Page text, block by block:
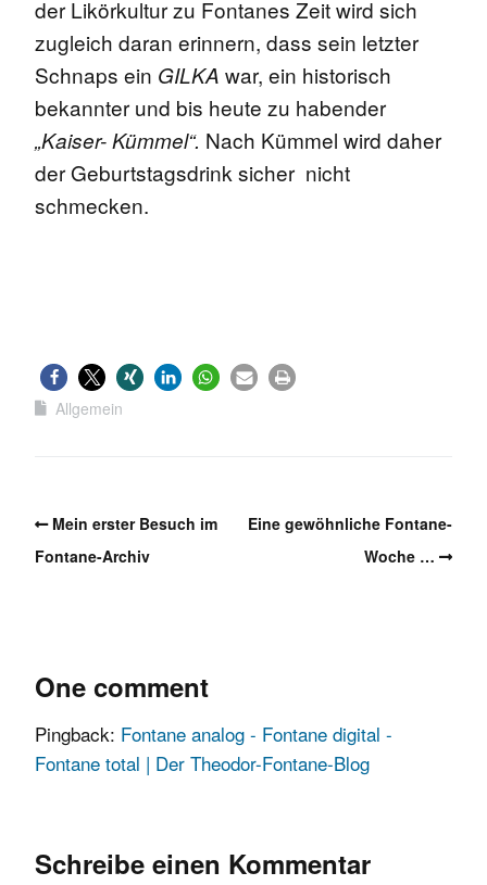
der Likörkultur zu Fontanes Zeit wird sich
zugleich daran erinnern, dass sein letzter
Schnaps ein GILKA war, ein historisch
bekannter und bis heute zu habender
„Kaiser- Kümmel“. Nach Kümmel wird daher
der Geburtstagsdrink sicher nicht
schmecken.
Allgemein
Mein erster Besuch im
Fontane-Archiv
Eine gewöhnliche Fontane-
Woche …
One comment
Pingback: Fontane analog - Fontane digital -
Fontane total | Der Theodor-Fontane-Blog
Schreibe einen Kommentar